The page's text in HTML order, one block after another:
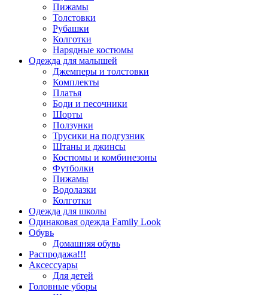
Пижамы
Толстовки
Рубашки
Колготки
Нарядные костюмы
Одежда для малышей
Джемперы и толстовки
Комплекты
Платья
Боди и песочники
Шорты
Ползунки
Трусики на подгузник
Штаны и джинсы
Костюмы и комбинезоны
Футболки
Пижамы
Водолазки
Колготки
Одежда для школы
Одинаковая одежда Family Look
Обувь
Домашняя обувь
Распродажа!!!
Аксессуары
Для детей
Головные уборы